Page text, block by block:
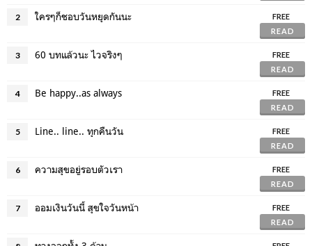
2 ใครๆก็ชอบวันหยุดกันนะ
FREE
READ
3 60 บทแล้วนะ ไวจริงๆ
FREE
READ
4 Be happy..as always
FREE
READ
5 Line.. line.. ทุกคืนวัน
FREE
READ
6 ความสุขอยู่รอบตัวเรา
FREE
READ
7 ออมเงินวันนี้ สุขใจวันหน้า
FREE
READ